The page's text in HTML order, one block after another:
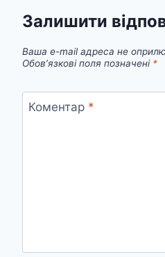
Залишити
Ваша e-mail адреса не
Обов’язкові поля позначені *
Коментар *